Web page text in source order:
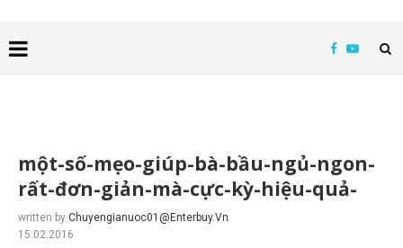
một-số-mẹo-giúp-bà-bầu-ngủ-ngon-
rất-đơn-giản-mà-cực-kỳ-hiệu-quả-
written by Chuyengianuoc01@enterbuy.vn
15.02.2016